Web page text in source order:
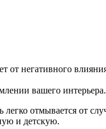
негативного
вашего интерьера.
отмывается от
и детскую.